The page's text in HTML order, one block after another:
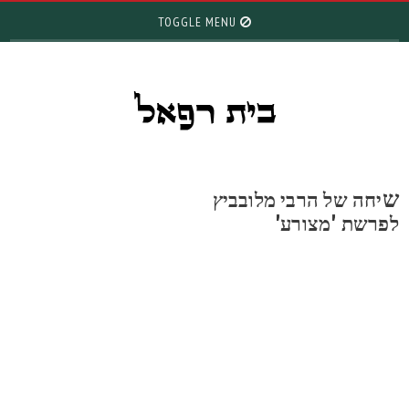
TOGGLE MENU
יחה של הרבי מלובביץ
'מצורע'